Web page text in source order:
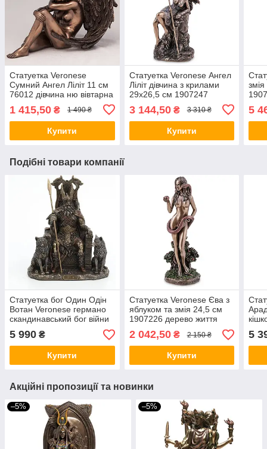
Статуетка Veronese
Сумний Ангел Ліліт 11 см
76012 дівчина ню вівтарна
фігурка ангела веронезе
VE
1 415,50 ₴ 1 490 ₴
Купити
Статуетка Veronese Ангел
Ліліт дівчина з крилами
29х26,5 см 1907247
занепалий грішний ангел
VE
3 144,50₴ 3 310 ₴
Купити
5
Подібні товари компанії
Статуетка бог Один Одін
Вотан Veronese германо
скандинавський бог війни
та перемоги 25 см
75448A4 фігурка вівтарна
VE
5 990 ₴
Купити
Статуетка Veronese Єва з
яблуком та змія 24,5 см
1907226 дерево життя
вівтарна фігурка веронезе
VE
2 042,50₴ 2 150 ₴
Купити
5
Акційні пропозиції та новинки
–5% –5%